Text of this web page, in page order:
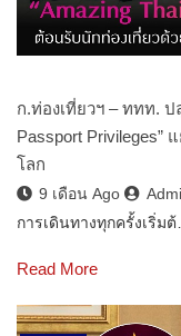
ก.ท่องเที่ยวฯ – ททท. ป
Passport Privileges”
โลก
9 เดือน Ago
การเดินทางทุกครั้งเริ่มต้
Read More